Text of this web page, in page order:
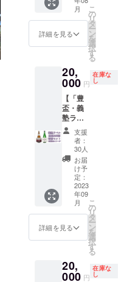
店(弘前
市、免
号：
05503-
送しま
す。
リター
ンを選
択でき
ませ
式会社
西田酒
造店が
製造
し、酒
類販売
業免許
証(通信
販売含
む)を有
する柳
田商店
(弘前
市、免
許番
05503-
026号)
す。
(追加分
含む)と
完全に
同じも
き、再
び酒蔵
拝み倒
して追
加提供
決
定！
青森県
を代表
する2つ
の銘酒
「豊
盃」と
「田
酒」の
セット
創立150
周年を
記念し
陣す
る、東
奥義塾
創立150
隊列に
お名前
を掲出
しま
す。こ
のコー
スで
は、扇
ねぷた
を先導
する
「前灯
籠」に
連名で
掲出
し、
「手持
より大
きなサ
月
詳細を見る
こ
の
リ
タ
ー
ン
を
選
択
す
る
20,
000 円
在庫な
し
【「豊
盃・義
塾ラベ
ル」
「田
酒・義
塾ラベ
ル」
セット
の購入
権利】
青森県
を代表
する2つ
の銘酒
「田
酒」の
支援
者：
30人
お届
け予
定：
2023
年09
月
詳細を見る
こ
の
リ
タ
ー
ン
を
選
択
す
る
20,
000 円
在庫な
し